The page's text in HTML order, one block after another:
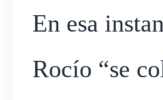
En esa
Rocío “se